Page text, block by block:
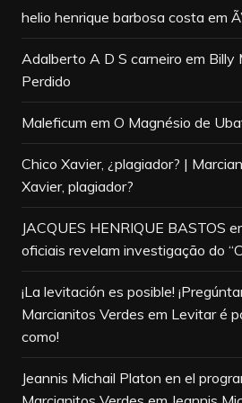
helio henrique barbosa costa em
Adalberto A D S carneiro em Billy
Perdido
Maleficum em O Magnésio de
Chico Xavier, ¿plagiador? |
Xavier, plagiador?
JACQUES HENRIQUE BASTOS
oficiais revelam investigação do
¡La levitación es posible!
Marcianitos Verdes em Levitar é
como!
Jeannis Michail Platon en el